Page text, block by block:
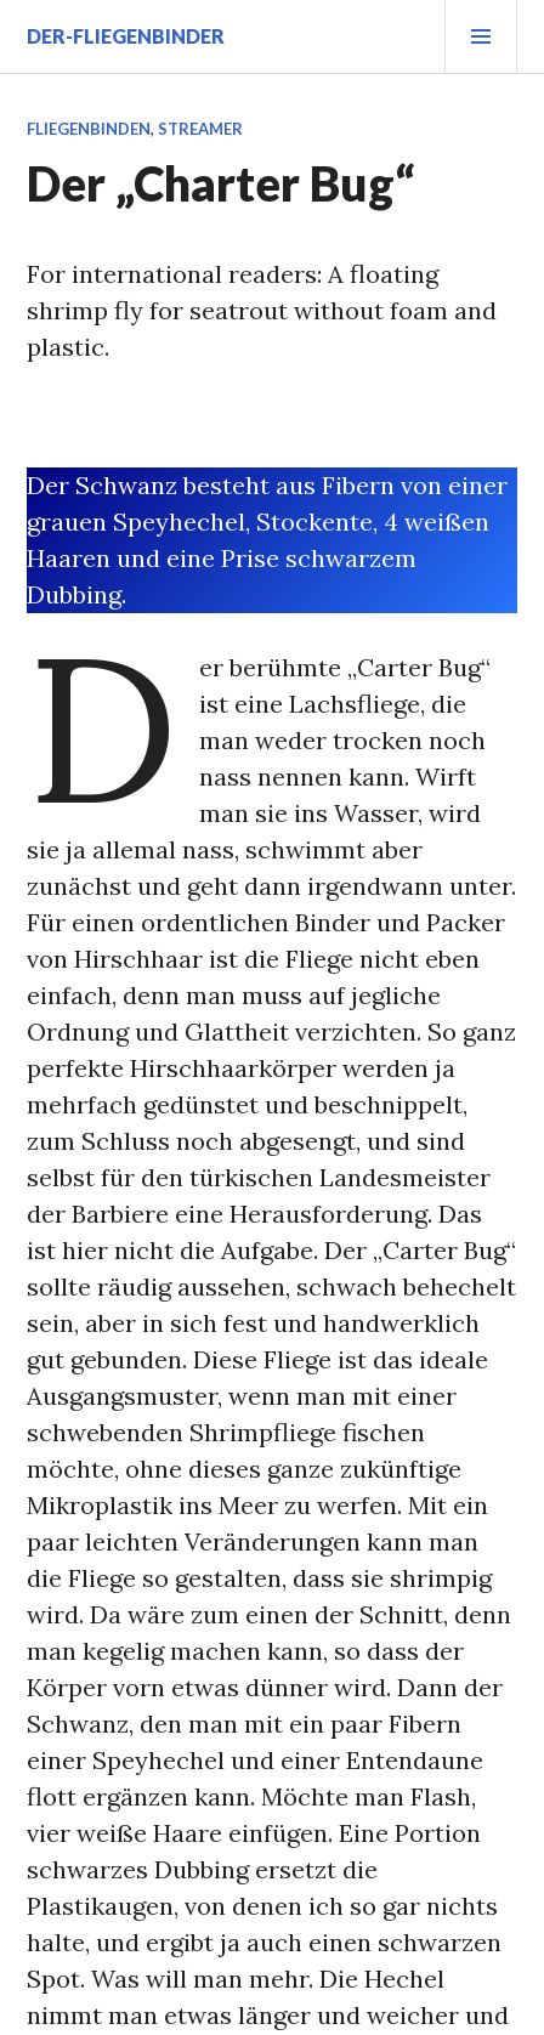
Inhalt
springen
DER-FLIEGENBINDER
FLIEGENBINDEN,STREAMER
Der „Charter Bug“
For international readers: A floating
shrimp fly for seatrout without foam and
plastic.
Der Schwanz besteht aus Fibern von einer
grauen Speyhechel, Stockente, 4 weißen
Haaren und eine Prise schwarzem
Dubbing.
D
er berühmte „Carter Bug“
ist eine Lachsfliege, die
man weder trocken noch
nass nennen kann. Wirft
man sie ins Wasser, wird
sie ja allemal nass, schwimmt aber
zunächst und geht dann irgendwann unter.
Für einen ordentlichen Binder und Packer
von Hirschhaar ist die Fliege nicht eben
einfach, denn man muss auf jegliche
Ordnung und Glattheit verzichten. So ganz
perfekte Hirschhaarkörper werden ja
mehrfach gedünstet und beschnippelt,
zum Schluss noch abgesengt, und sind
selbst für den türkischen Landesmeister
der Barbiere eine Herausforderung. Das
ist hier nicht die Aufgabe. Der „Carter Bug“
sollte räudig aussehen, schwach behechelt
sein, aber in sich fest und handwerklich
gut gebunden. Diese Fliege ist das ideale
Ausgangsmuster, wenn man mit einer
schwebenden Shrimpfliege fischen
möchte, ohne dieses ganze zukünftige
Mikroplastik ins Meer zu werfen. Mit ein
paar leichten Veränderungen kann man
die Fliege so gestalten, dass sie shrimpig
wird. Da wäre zum einen der Schnitt, denn
man kegelig machen kann, so dass der
Körper vorn etwas dünner wird. Dann der
Schwanz, den man mit ein paar Fibern
einer Speyhechel und einer Entendaune
flott ergänzen kann. Möchte man Flash,
vier weiße Haare einfügen. Eine Portion
schwarzes Dubbing ersetzt die
Plastikaugen, von denen ich so gar nichts
halte, und ergibt ja auch einen schwarzen
Spot. Was will man mehr. Die Hechel
nimmt man etwas länger und weicher und